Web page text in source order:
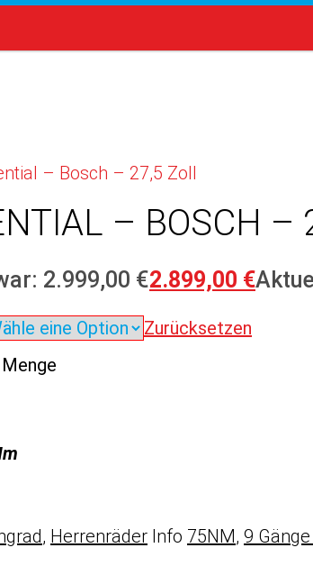
– Bosch – 27,5 Zoll
– BOSCH –
2.999,00 €2.899,00 €
Zurücksetzen
, Herrenräder Info 75NM, 9